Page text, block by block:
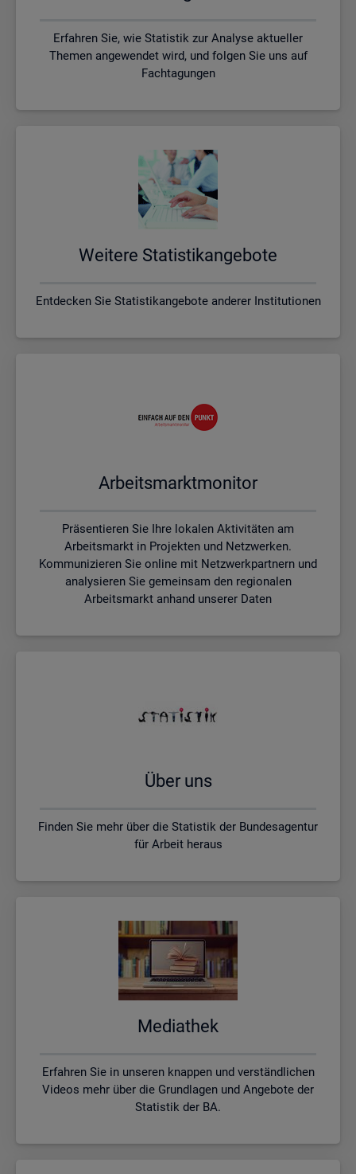
Erfahren Sie, wie Statistik zur Analyse aktueller
Themen angewendet wird, und folgen Sie uns auf
Fachtagungen
Wei­te­re Sta­tis­tik­an­ge­bo­te
Entdecken Sie Statistikangebote anderer Institutionen
Ar­beits­markt­mo­ni­tor
Präsentieren Sie Ihre lokalen Aktivitäten am
Arbeitsmarkt in Projekten und Netzwerken.
Kommunizieren Sie online mit Netzwerkpartnern und
analysieren Sie gemeinsam den regionalen
Arbeitsmarkt anhand unserer Daten
Über uns
Finden Sie mehr über die Statistik der Bundesagentur
für Arbeit heraus
Me­dia­thek
Erfahren Sie in unseren knappen und verständlichen
Videos mehr über die Grundlagen und Angebote der
Statistik der BA.